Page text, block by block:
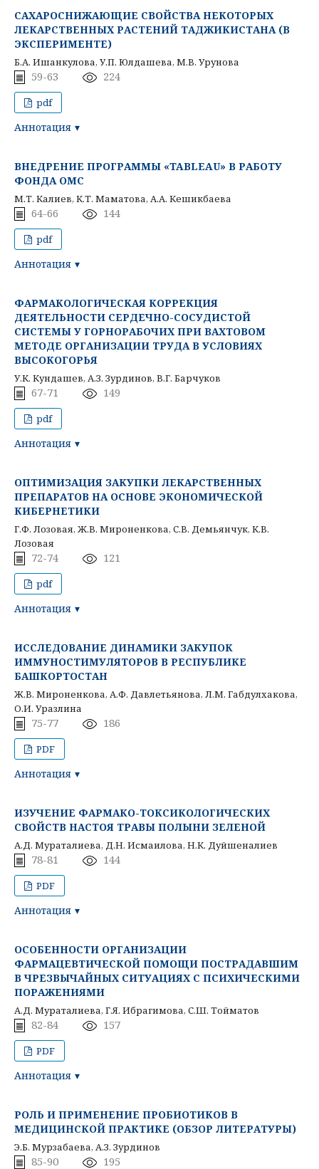
САХАРОСНИЖАЮЩИЕ СВОЙСТВА НЕКОТОРЫХ
ЛЕКАРСТВЕННЫХ РАСТЕНИЙ ТАДЖИКИСТАНА (В
ЭКСПЕРИМЕНТЕ)
Б.А. Ишанкулова, У.П. Юлдашева, М.В. Урунова
59-63 224
pdf
Аннотация
ВНЕДРЕНИЕ ПРОГРАММЫ «TABLEAU» В РАБОТУ
ФОНДА ОМС
М.Т. Калиев, К.Т. Маматова, А.А. Кешикбаева
64-66 144
pdf
Аннотация
ФАРМАКОЛОГИЧЕСКАЯ КОРРЕКЦИЯ
ДЕЯТЕЛЬНОСТИ СЕРДЕЧНО-СОСУДИСТОЙ
СИСТЕМЫ У ГОРНОРАБОЧИХ ПРИ ВАХТОВОМ
МЕТОДЕ ОРГАНИЗАЦИИ ТРУДА В УСЛОВИЯХ
ВЫСОКОГОРЬЯ
У.К. Кундашев, А.З. Зурдинов, В.Г. Барчуков
67-71 149
pdf
Аннотация
ОПТИМИЗАЦИЯ ЗАКУПКИ ЛЕКАРСТВЕННЫХ
ПРЕПАРАТОВ НА ОСНОВЕ ЭКОНОМИЧЕСКОЙ
КИБЕРНЕТИКИ
Г.Ф. Лозовая, Ж.В. Мироненкова, С.В. Демьянчук, К.В.
Лозовая
72-74 121
pdf
Аннотация
ИССЛЕДОВАНИЕ ДИНАМИКИ ЗАКУПОК
ИММУНОСТИМУЛЯТОРОВ В РЕСПУБЛИКЕ
БАШКОРТОСТАН
Ж.В. Мироненкова, А.Ф. Давлетьянова, Л.М. Габдулхакова,
О.И. Уразлина
75-77 186
PDF
Аннотация
ИЗУЧЕНИЕ ФАРМАКО-ТОКСИКОЛОГИЧЕСКИХ
СВОЙСТВ НАСТОЯ ТРАВЫ ПОЛЫНИ ЗЕЛЕНОЙ
А.Д. Мураталиева, Д.Н. Исмаилова, Н.К. Дуйшеналиев
78-81 144
PDF
Аннотация
ОСОБЕННОСТИ ОРГАНИЗАЦИИ
ФАРМАЦЕВТИЧЕСКОЙ ПОМОЩИ ПОСТРАДАВШИМ
В ЧРЕЗВЫЧАЙНЫХ СИТУАЦИЯХ С ПСИХИЧЕСКИМИ
ПОРАЖЕНИЯМИ
А.Д. Мураталиева, Г.Я. Ибрагимова, С.Ш. Тойматов
82-84 157
PDF
Аннотация
РОЛЬ И ПРИМЕНЕНИЕ ПРОБИОТИКОВ В
МЕДИЦИНСКОЙ ПРАКТИКЕ (ОБЗОР ЛИТЕРАТУРЫ)
Э.Б. Мурзабаева, А.З. Зурдинов
85-90 195